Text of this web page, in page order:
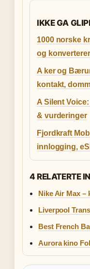
IKKE GA
1000 norske
og konverterer
A ker og
kontakt,
A Silent
& vurderinger
Fjordkraft
innlogging,
4 RELATERTE
Nike Air Max
Liverpool
Best French
Aurora kino